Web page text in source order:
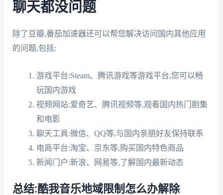
聊天都没问题
除了豆瓣,番茄加速器还可以帮您解决访问国内其他应用
的问题,包括:
游戏平台:Steam、腾讯游戏等游戏平台,您可以畅
玩国内游戏
视频网站:爱奇艺、腾讯视频等,观看国内热门剧集
和电影
聊天工具:微信、QQ等,与国内亲朋好友保持联系
电商平台:淘宝、京东等,购买国内特色商品
新闻门户:新浪、网易等,了解国内最新动态
总结:酷我音乐地域限制怎么办解除